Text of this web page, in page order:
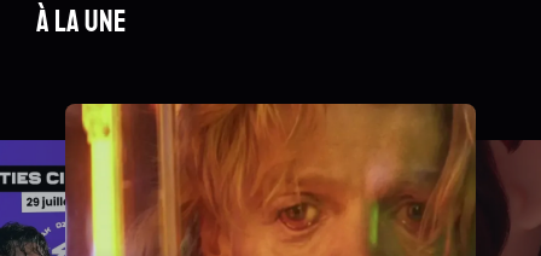
À la une